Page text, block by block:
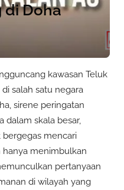
di Doha
kawasan Teluk
salah satu negara
sirene peringatan
dalam skala besar,
bergegas mencari
hanya menimbulkan
pertanyaan
di wilayah yang